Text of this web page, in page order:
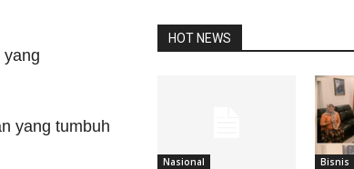
yang
yang tumbuh
HOT NEWS
Nasional Bisnis